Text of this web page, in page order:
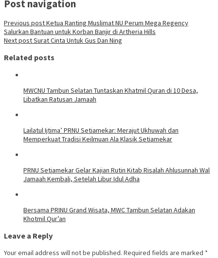
Post navigation
Previous postKetua Ranting Muslimat NU Perum Mega Regency
Salurkan Bantuan untuk Korban Banjir di Artheria Hills
Next postSurat Cinta Untuk Gus Dan Ning
Related posts
MWCNU Tambun Selatan Tuntaskan Khatmil Quran di 10 Desa,
Libatkan Ratusan Jamaah
Lailatul Ijtima’ PRNU Setiamekar: Merajut Ukhuwah dan
Memperkuat Tradisi Keilmuan Ala Klasik Setiamekar
PRNU Setiamekar Gelar Kajian Rutin Kitab Risalah Ahlusunnah Wal
Jamaah Kembali, Setelah Libur Idul Adha
Bersama PRINU Grand Wisata, MWC Tambun Selatan Adakan
Khotmil Qur’an
Leave a Reply
Your email address will not be published. Required fields are marked *